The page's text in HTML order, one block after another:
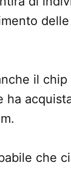
il
ha
che